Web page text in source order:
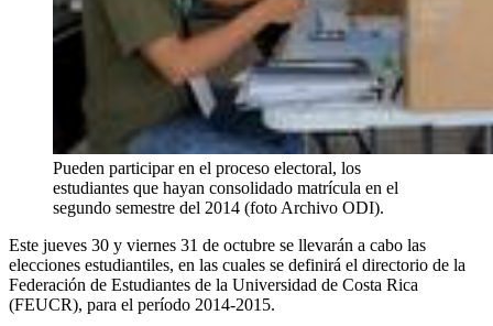
Pueden participar en el proceso electoral, los
estudiantes que hayan consolidado matrícula en el
segundo semestre del 2014 (foto Archivo ODI).
Este jueves 30 y viernes 31 de octubre se llevarán a cabo las
elecciones estudiantiles, en las cuales se definirá el directorio de la
Federación de Estudiantes de la Universidad de Costa Rica
(FEUCR), para el período 2014-2015.